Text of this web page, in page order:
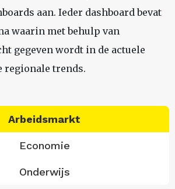
aan. Ieder dashboard bevat
waarin met behulp van
gegeven wordt in de actuele
regionale trends.
Arbeidsmarkt
Economie
Onderwijs